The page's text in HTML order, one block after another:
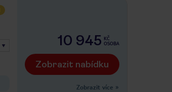
10 945 KČ
OSOBA
Zobrazit nabídku
Zobrazit více »